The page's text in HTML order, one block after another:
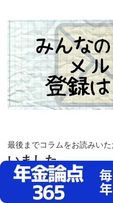
最後までコラムをお読みいた
いました。
今後もみんなのねんきん公
情報を発信し続けます。